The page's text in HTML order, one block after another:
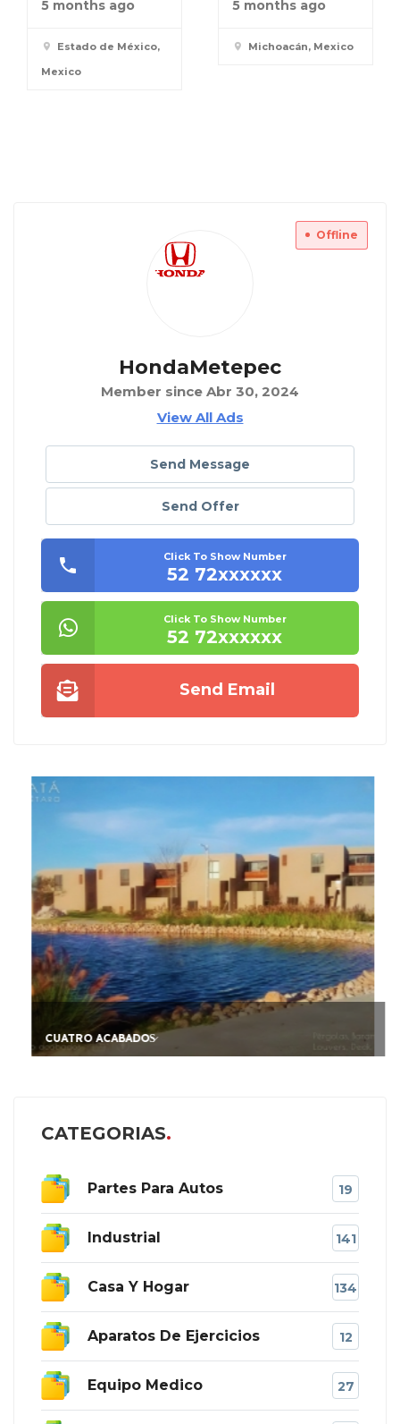
5 months ago
Estado de México,
Mexico
5 months ago
Michoacán, Mexico
Offline
HondaMetepec
Member since Abr 30, 2024
View All Ads
Send Message
Send Offer
Click To Show Number
52 72xxxxxx
Click To Show Number
52 72xxxxxx
Send Email
CUATRO ACABADOS̷
CATEGORIAS
Partes Para Autos 19
Industrial 141
Casa Y Hogar 134
Aparatos De Ejercicios 12
Equipo Medico 27